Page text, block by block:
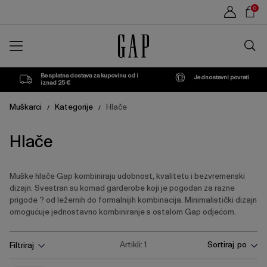
0
trgovini
Besplatna dostava za kupovinu od i
iznad 25 €
Jednostavni povrati
Muškarci / Kategorije / Hlače
Hlače
Muške hlače Gap kombiniraju udobnost, kvalitetu i bezvremenski
dizajn. Svestran su komad garderobe koji je pogodan za razne
prigode ? od ležernih do formalnijih kombinacija. Minimalistički dizajn
omogućuje jednostavno kombiniranje s ostalom Gap odjećom.
tipku
Enter
Filtriraj Artikli:1 Sortiraj po